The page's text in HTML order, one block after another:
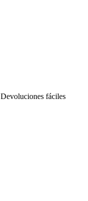
Devoluciones fáciles